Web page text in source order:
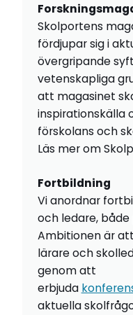
Skolportens
fördjupar sig i
övergripande
vetenskapliga
att magasinet
inspirationskälla
förskolans och
Läs mer om
Fortbildning
Vi anordnar
och ledare,
Ambitionen är
lärare och
genom att
erbjuda
aktuella